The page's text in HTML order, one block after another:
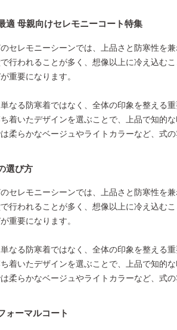
適 母親向けセレモニーコート特集
セレモニーシーンでは、上品さと防寒性を
行われることが多く、想像以上に冷え込む
重要になります。
なる防寒着ではなく、全体の印象を整える
着いたデザインを選ぶことで、上品で知的
柔らかなベージュやライトカラーなど、式
選び方
セレモニーシーンでは、上品さと防寒性を
行われることが多く、想像以上に冷え込む
重要になります。
なる防寒着ではなく、全体の印象を整える
着いたデザインを選ぶことで、上品で知的
柔らかなベージュやライトカラーなど、式
ォーマルコート